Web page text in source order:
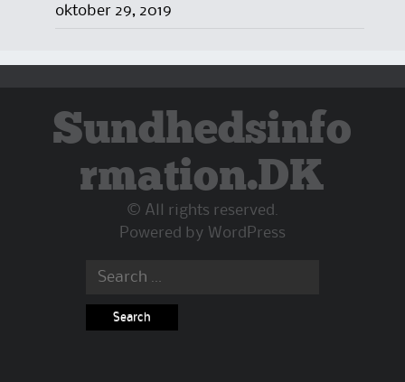
oktober 29, 2019
Sundhedsinfo
rmation.DK
© All rights reserved.
Powered by WordPress
Search